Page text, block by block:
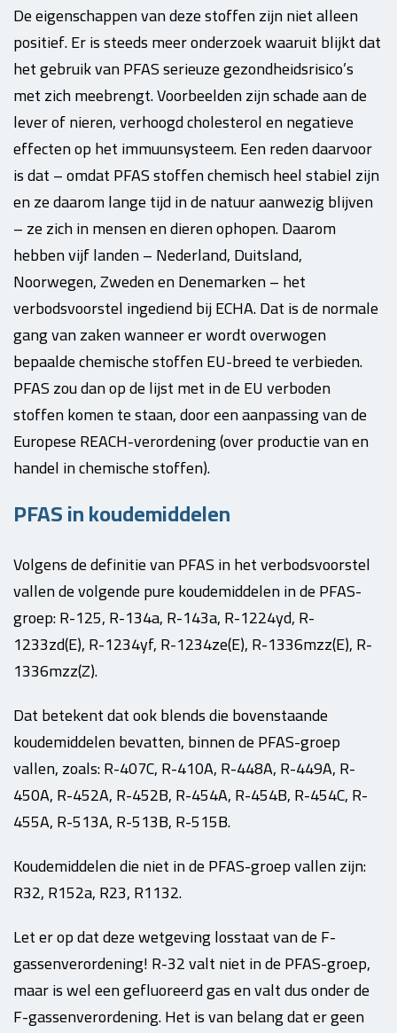
De eigenschappen van deze stoffen zijn niet alleen
positief. Er is steeds meer onderzoek waaruit blijkt dat
het gebruik van PFAS serieuze gezondheidsrisico’s
met zich meebrengt. Voorbeelden zijn schade aan de
lever of nieren, verhoogd cholesterol en negatieve
effecten op het immuunsysteem. Een reden daarvoor
is dat – omdat PFAS stoffen chemisch heel stabiel zijn
en ze daarom lange tijd in de natuur aanwezig blijven
– ze zich in mensen en dieren ophopen. Daarom
hebben vijf landen – Nederland, Duitsland,
Noorwegen, Zweden en Denemarken – het
verbodsvoorstel ingediend bij ECHA. Dat is de normale
gang van zaken wanneer er wordt overwogen
bepaalde chemische stoffen EU-breed te verbieden.
PFAS zou dan op de lijst met in de EU verboden
stoffen komen te staan, door een aanpassing van de
Europese REACH-verordening (over productie van en
handel in chemische stoffen).
PFAS in koudemiddelen
Volgens de definitie van PFAS in het verbodsvoorstel
vallen de volgende pure koudemiddelen in de PFAS-
groep: R-125, R-134a, R-143a, R-1224yd, R-
1233zd(E), R-1234yf, R-1234ze(E), R-1336mzz(E), R-
1336mzz(Z).
Dat betekent dat ook blends die bovenstaande
koudemiddelen bevatten, binnen de PFAS-groep
vallen, zoals: R-407C, R-410A, R-448A, R-449A, R-
450A, R-452A, R-452B, R-454A, R-454B, R-454C, R-
455A, R-513A, R-513B, R-515B.
Koudemiddelen die niet in de PFAS-groep vallen zijn:
R32, R152a, R23, R1132.
Let er op dat deze wetgeving losstaat van de F-
gassenverordening! R-32 valt niet in de PFAS-groep,
maar is wel een gefluoreerd gas en valt dus onder de
F-gassenverordening. Het is van belang dat er geen